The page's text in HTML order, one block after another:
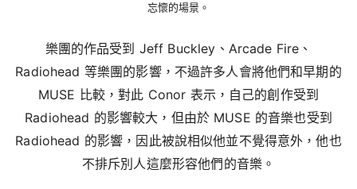
忘懷的場景。
樂團的作品受到 Jeff Buckley、Arcade Fire、
Radiohead 等樂團的影響，不過許多人會將他們和早期的
MUSE 比較，對此 Conor 表示，自己的創作受到
Radiohead 的影響較大，但由於 MUSE 的音樂也受到
Radiohead 的影響，因此被說相似他並不覺得意外，他也
不排斥別人這麼形容他們的音樂。